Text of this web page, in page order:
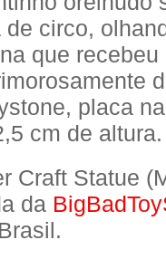
circo,
que recebeu
placa
cm de altura.
Craft Statue
da